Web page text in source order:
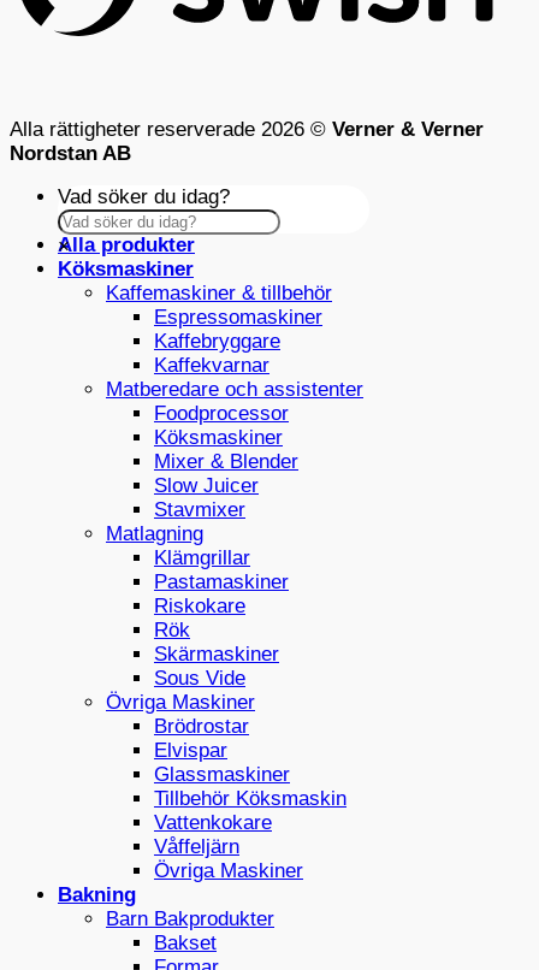
Alla rättigheter reserverade 2026 © Verner & Verner
Nordstan AB
Vad söker du idag?
×
Alla produkter
Köksmaskiner
Kaffemaskiner & tillbehör
Espressomaskiner
Kaffebryggare
Kaffekvarnar
Matberedare och assistenter
Foodprocessor
Köksmaskiner
Mixer & Blender
Slow Juicer
Stavmixer
Matlagning
Klämgrillar
Pastamaskiner
Riskokare
Rök
Skärmaskiner
Sous Vide
Övriga Maskiner
Brödrostar
Elvispar
Glassmaskiner
Tillbehör Köksmaskin
Vattenkokare
Våffeljärn
Övriga Maskiner
Bakning
Barn Bakprodukter
Bakset